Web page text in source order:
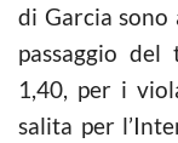
di Garcia sono
passaggio
1,40, per i
salita per